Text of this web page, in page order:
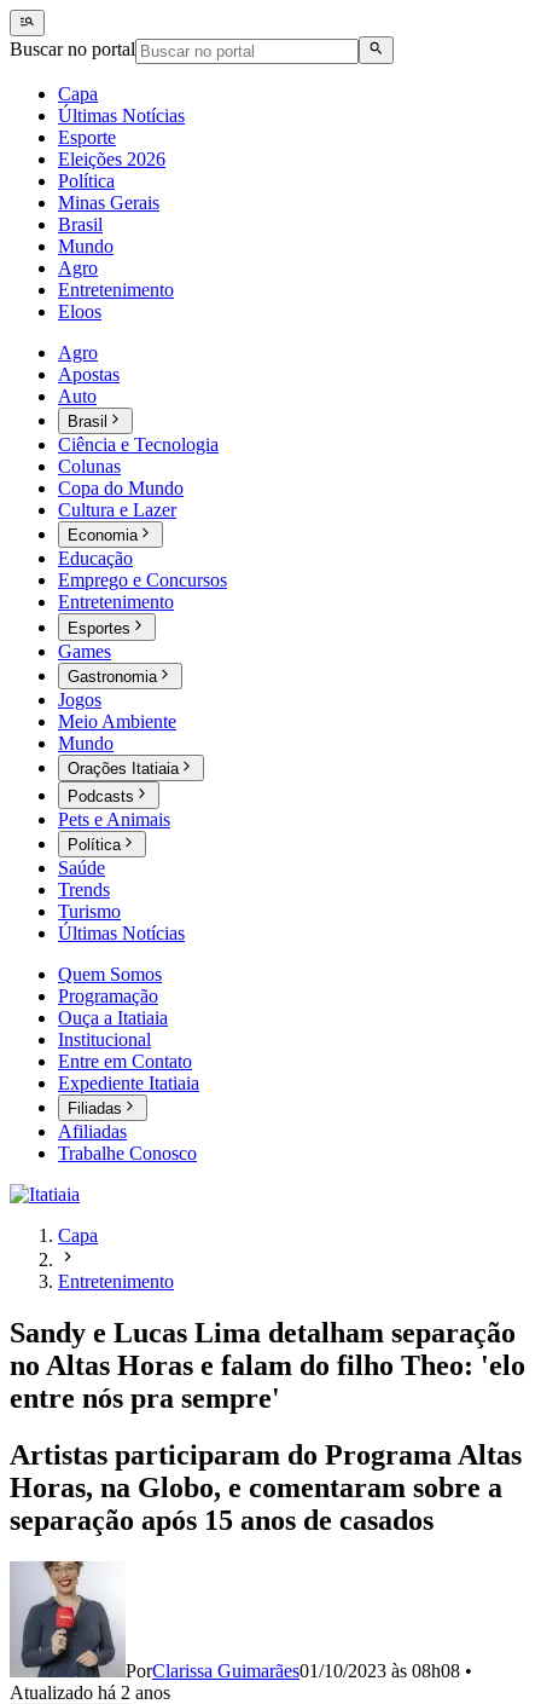
Buscar no portal
Capa
Últimas Notícias
Esporte
Eleições 2026
Política
Minas Gerais
Brasil
Mundo
Agro
Entretenimento
Eloos
Agro
Apostas
Auto
Brasil
Ciência e Tecnologia
Colunas
Copa do Mundo
Cultura e Lazer
Economia
Educação
Emprego e Concursos
Entretenimento
Esportes
Games
Gastronomia
Jogos
Meio Ambiente
Mundo
Orações Itatiaia
Podcasts
Pets e Animais
Política
Saúde
Trends
Turismo
Últimas Notícias
Quem Somos
Programação
Ouça a Itatiaia
Institucional
Entre em Contato
Expediente Itatiaia
Filiadas
Afiliadas
Trabalhe Conosco
Capa
Entretenimento
Sandy e Lucas Lima detalham separação
no Altas Horas e falam do filho Theo: 'elo
entre nós pra sempre'
Artistas participaram do Programa Altas
Horas, na Globo, e comentaram sobre a
separação após 15 anos de casados
PorClarissa Guimarães01/10/2023 às 08h08 •
Atualizado há 2 anos